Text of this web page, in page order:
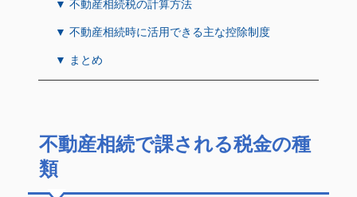
▼ 不動産相続税の計算方法
▼ 不動産相続時に活用できる主な控除制度
▼ まとめ
不動産相続で課される税金の種
類